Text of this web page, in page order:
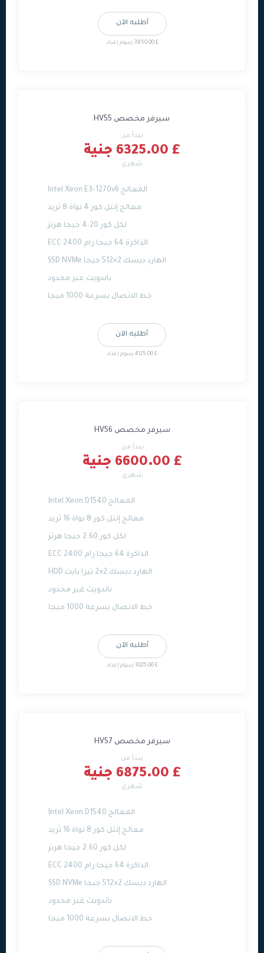
أطلبه الآن
£ 3850.00 رسوم إعداد
سيرفر مخصص HV55
يبدأ من
£ 6325.00 جنية
شهري
المعالج Intel Xeon E3-1270v6
معالج إنتل كور 4 نواة 8 ثريد
لكل كور 4.20 جيجا هرتز
الذاكرة 64 جيجا رام ECC 2400
الهارد ديسك 2×512 جيجا SSD NVMe
باندويث غير محدود
خط الاتصال بسرعة 1000 ميجا
أطلبه الآن
£ 4125.00 رسوم إعداد
سيرفر مخصص HV56
يبدأ من
£ 6600.00 جنية
شهري
المعالج Intel Xeon D1540
معالج إنتل كور 8 نواة 16 ثريد
لكل كور 2.60 جيجا هرتز
الذاكرة 64 جيجا رام ECC 2400
الهارد ديسك 2×2 تيرا بايت HDD
باندويث غير محدود
خط الاتصال بسرعة 1000 ميجا
أطلبه الآن
£ 3025.00 رسوم إعداد
سيرفر مخصص HV57
يبدأ من
£ 6875.00 جنية
شهري
المعالج Intel Xeon D1540
معالج إنتل كور 8 نواة 16 ثريد
لكل كور 2.60 جيجا هرتز
الذاكرة 64 جيجا رام ECC 2400
الهارد ديسك 2×512 جيجا SSD NVMe
باندويث غير محدود
خط الاتصال بسرعة 1000 ميجا